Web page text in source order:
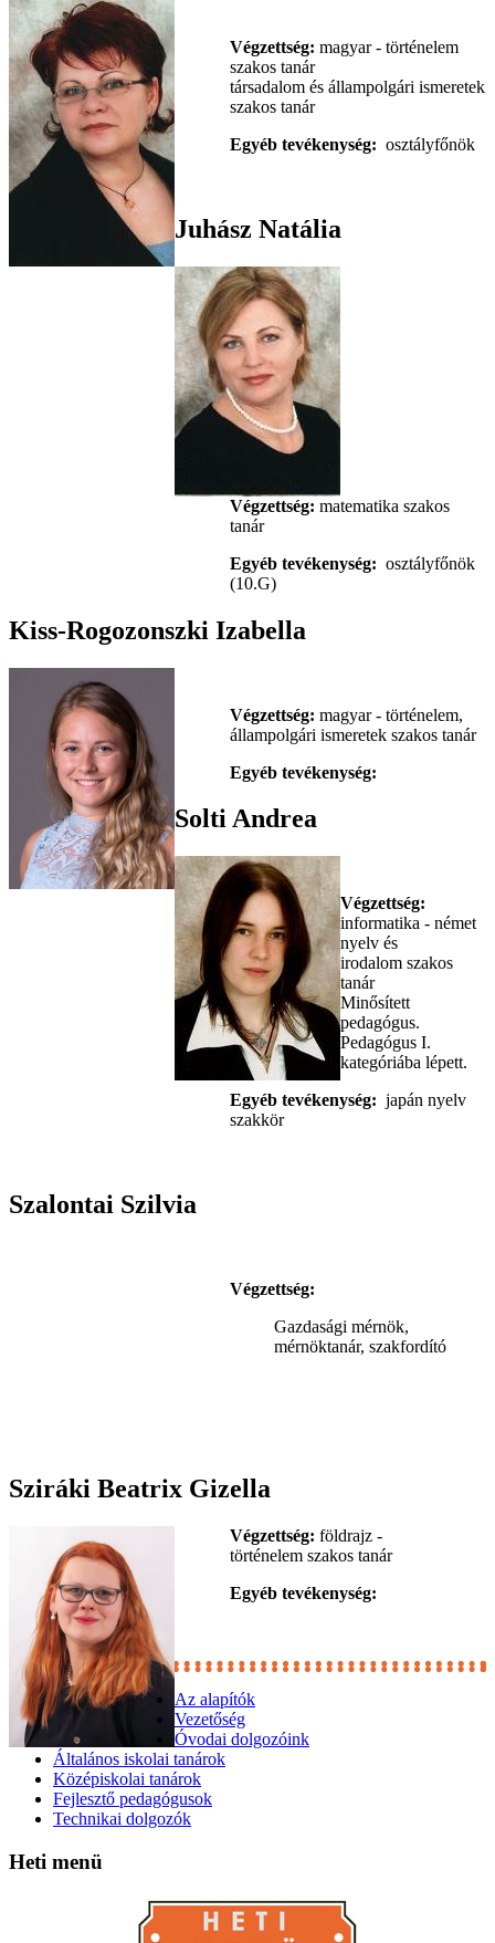
Végzettség: magyar - történelem
szakos tanár
társadalom és állampolgári ismeretek
szakos tanár
Egyéb tevékenység: osztályfőnök
Juhász Natália
Végzettség: matematika szakos
tanár
Egyéb tevékenység: osztályfőnök
(10.G)
Kiss-Rogozonszki Izabella
Végzettség: magyar - történelem,
állampolgári ismeretek szakos tanár
Egyéb tevékenység:
Solti Andrea
Végzettség:
informatika - német
nyelv és
irodalom szakos
tanár
Minősített
pedagógus.
Pedagógus I.
kategóriába lépett.
Egyéb tevékenység: japán nyelv
szakkör
Szalontai Szilvia
Végzettség:
Gazdasági mérnök,
mérnöktanár, szakfordító
Sziráki Beatrix Gizella
Végzettség: földrajz -
történelem szakos tanár
Egyéb tevékenység:
Az alapítók
Vezetőség
Óvodai dolgozóink
Általános iskolai tanárok
Középiskolai tanárok
Fejlesztő pedagógusok
Technikai dolgozók
Heti menü